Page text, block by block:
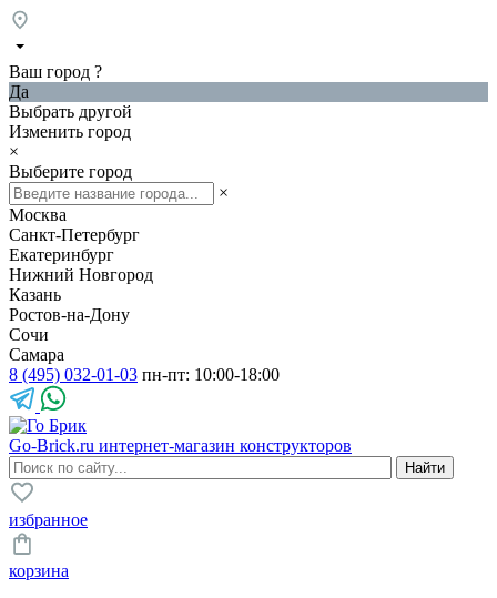
Ваш город ?
Да
Выбрать другой
Изменить город
×
Выберите город
×
Москва
Санкт-Петербург
Екатеринбург
Нижний Новгород
Казань
Ростов-на-Дону
Сочи
Самара
8 (495) 032-01-03 пн-пт: 10:00-18:00
Go-Brick.ru интернет-магазин конструкторов
избранное
корзина